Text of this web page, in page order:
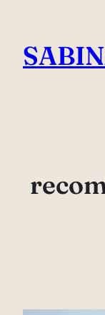
content